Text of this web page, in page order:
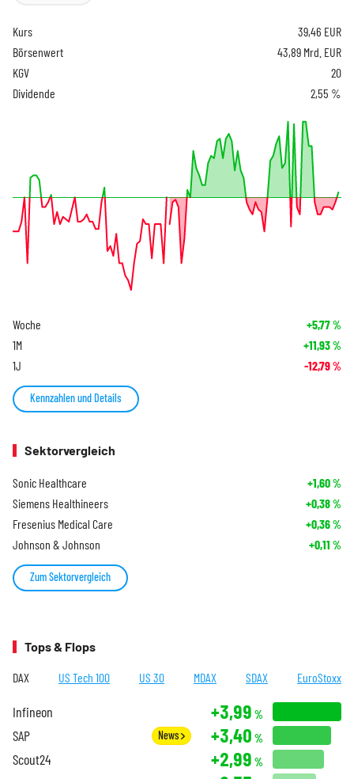
Kurs 39,46 EUR
Börsenwert
43,89 Mrd. EUR
KGV
20
Dividende
2,55 %
Woche +5,77%
1M +11,93%
1J -12,79%
Kennzahlen und Details
Sektorvergleich
Sonic Healthcare +1,60%
Siemens Healthineers +0,38%
Fresenius Medical Care +0,36%
Johnson & Johnson +0,11 %
Zum Sektorvergleich
Tops & Flops
DAX US Tech 100 US 30 MDAX SDAX EuroStoxx
Infineon +3,99 %
SAP News +3,40 %
Scout24 +2,99 %